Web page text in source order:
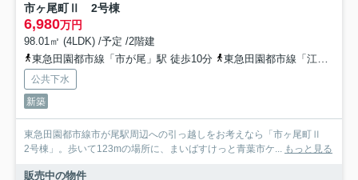
市ヶ尾町Ⅱ 2号棟
6,980万円
98.01㎡ (4LDK) /予定 /2階建
東急田園都市線「市が尾」駅 徒歩10分
東急田園都市線「江田」駅 徒歩23分
公共下水
新築
東急田園都市線市が尾駅周辺への引っ越しをお考えなら「市ヶ尾町Ⅱ
2号棟」。歩いて123mの場所に、まいばすけっと青葉市ケ...
もっと見る
販売中の物件